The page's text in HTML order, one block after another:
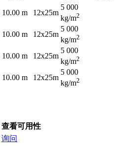
10.00 m 12x25m
5 000
kg/m2
10.00 m 12x25m
5 000
kg/m2
10.00 m 12x25m
5 000
kg/m2
10.00 m 12x25m
5 000
kg/m2
查看可用性
询问